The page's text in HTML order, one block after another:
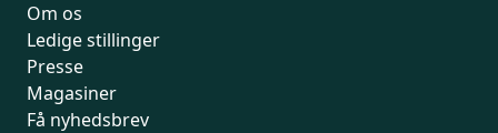
Om os
Ledige stillinger
Presse
Magasiner
Få nyhedsbrev